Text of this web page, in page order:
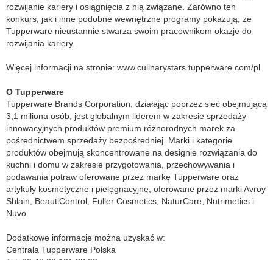
rozwijanie kariery i osiągnięcia z nią związane. Zarówno ten
konkurs, jak i inne podobne wewnętrzne programy pokazują, że
Tupperware nieustannie stwarza swoim pracownikom okazje do
rozwijania kariery.
Więcej informacji na stronie: www.culinarystars.tupperware.com/pl
O Tupperware
Tupperware Brands Corporation, działając poprzez sieć obejmującą
3,1 miliona osób, jest globalnym liderem w zakresie sprzedaży
innowacyjnych produktów premium różnorodnych marek za
pośrednictwem sprzedaży bezpośredniej. Marki i kategorie
produktów obejmują skoncentrowane na designie rozwiązania do
kuchni i domu w zakresie przygotowania, przechowywania i
podawania potraw oferowane przez markę Tupperware oraz
artykuły kosmetyczne i pielęgnacyjne, oferowane przez marki Avroy
Shlain, BeautiControl, Fuller Cosmetics, NaturCare, Nutrimetics i
Nuvo.
Dodatkowe informacje można uzyskać w:
Centrala Tupperware Polska